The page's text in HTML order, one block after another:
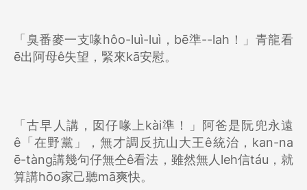
「臭番麥一支喙hôo-luì-luì，bē準--lah！」青龍看
ē出阿母ê失望，緊來kā安慰。
「古早人講，囡仔喙上kài準！」阿爸是阮兜永遠
ê「在野黨」，無才調反抗山大王ê統治，kan-na
ē-tàng講幾句仔無仝ê看法，雖然無人leh信táu，就
算講hōo家己聽mā爽快。